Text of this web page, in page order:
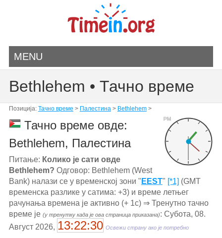
MENU
Bethlehem • Тачно време
Позиција: Тачно време > Палестина> Bethlehem>
PM
Тачно време овде:
Bethlehem, Палестина
Питање: Колико је сати овде
Bethlehem? Одговор: Bethlehem (West
Bank) налази се у временској зони " EEST" [*1] (GMT
временска разлике у сатима: +3) и време летњег
рачунања времена је активно (+ 1с) ⇒ Тренутно тачно
време је (у тренутку када је ова страница приказана): Субота, 08.
Август 2026, 13:22:30 Освежи страну ако је потребно